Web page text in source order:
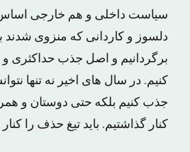
سیاست داخلی و هم خارجی
دلسوز و کاردانی که منزوی
برگردانیم و اصل جذب حداکثری و
کنیم. در سال های اخیر نه تنها
جذب کنیم بلکه حتی دوستان و
کنار گذاشتیم. باید تیغ حذف را کنار